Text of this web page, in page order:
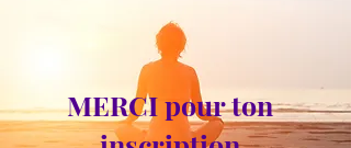
MERCI pour ton